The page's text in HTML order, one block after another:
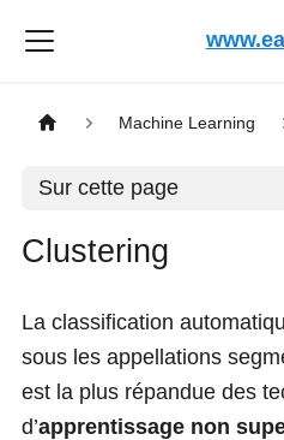
Machine Learning
Sur cette page
Clustering
La classification
sous les appellations
est la plus répandue des
d’apprentissage non